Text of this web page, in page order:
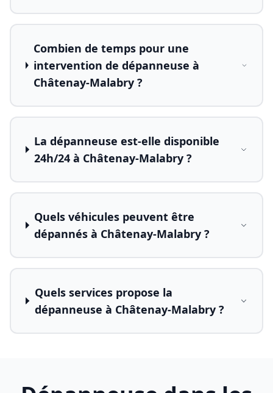
Combien de temps pour une
intervention de dépanneuse à
Châtenay-Malabry ?
La dépanneuse est-elle disponible
24h/24 à Châtenay-Malabry ?
Quels véhicules peuvent être
dépannés à Châtenay-Malabry ?
Quels services propose la
dépanneuse à Châtenay-Malabry ?